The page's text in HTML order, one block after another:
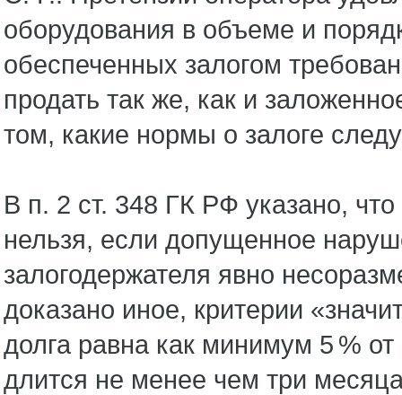
оборудования в объеме и
обеспеченных залогом
продать так же, как и
том, какие нормы о залоге
В п. 2 ст. 348 ГК РФ указано,
нельзя, если допущенное
залогодержателя явно
доказано иное, критерии
долга равна как минимум 5 %
длится не менее чем три